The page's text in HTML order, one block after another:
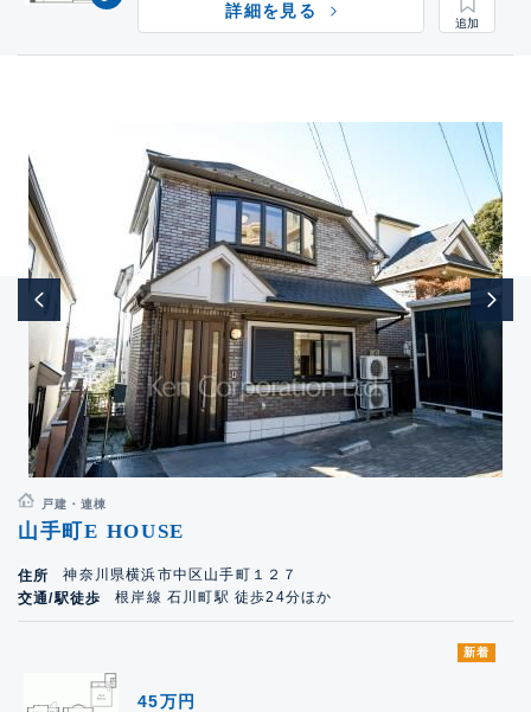
詳細を見る
戸建・連棟
山手町E HOUSE
住所
神奈川県横浜市中区山手町１２７
交通/駅徒歩
根岸線 石川町駅 徒歩24分ほか
新着
45万円